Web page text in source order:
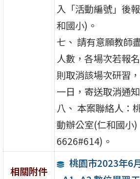
入「活動編號」後
和國小)。
七、 請有意願教師
人數，各場次若報
則取消該場次研習
一日，寄送取消通
八、 本案聯絡人：
動辦公室(仁和國小
6626#614)。
相關附件
桃園市2023年6